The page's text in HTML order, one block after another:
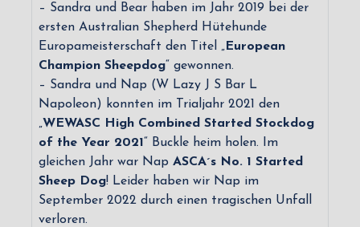
– Sandra und Bear haben im Jahr 2019 bei der
ersten Australian Shepherd Hütehunde
Europameisterschaft den Titel „ European
Champion Sheepdog“ gewonnen.
– Sandra und Nap (W Lazy J S Bar L
Napoleon) konnten im Trialjahr 2021 den
„WEWASC High Combined Started Stockdog
of the Year 2021 “ Buckle heim holen. Im
gleichen Jahr war Nap ASCA´s No. 1 Started
Sheep Dog! Leider haben wir Nap im
September 2022 durch einen tragischen Unfall
verloren.